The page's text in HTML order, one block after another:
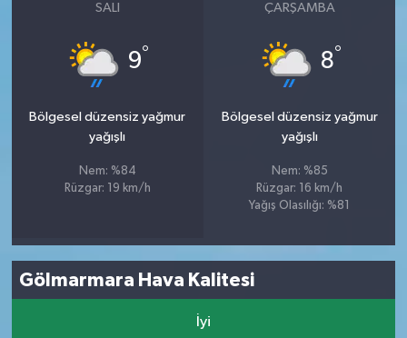
SALI
9°
Bölgesel düzensiz yağmur
yağışlı
Nem: %84
Rüzgar: 19 km/h
ÇARŞAMBA
8°
Bölgesel düzensiz yağmur
yağışlı
Nem: %85
Rüzgar: 16 km/h
Yağış Olasılığı: %81
Gölmarmara Hava Kalitesi
İyi